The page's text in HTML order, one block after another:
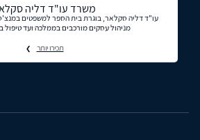
משרד עו"ד דליה
עו"ד דליה סקלאר, בוגרת בית הספר למשפטים
מניהול עסקים מורכבים בממלכה ועד טיפול
תכירו יותר